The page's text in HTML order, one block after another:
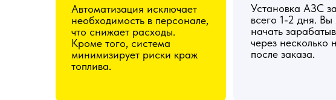
Установка АЗС
всего 1-2 дня.
начать
через несколько
после заказа.
Автоматизация исключает
необходимость в персонале,
что снижает расходы.
Кроме того, система
минимизирует риски краж
топлива.